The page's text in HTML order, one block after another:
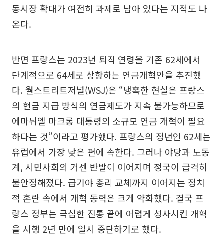
동시장 확대가 여전히 과제로 남아 있다는 지적도 나
온다.
반면 프랑스는 2023년 퇴직 연령을 기존 62세에서
단계적으로 64세로 상향하는 연금개혁안을 추진했
다. 월스트리트저널(WSJ)은 “냉혹한 현실은 프랑스
의 현금 지급 방식의 연금제도가 지속 불가능하므로
에마뉘엘 마크롱 대통령의 소규모 연금 개혁이 필요
하다는 것”이라고 평가했다. 프랑스의 정년인 62세는
유럽에서 가장 낮은 편에 속한다. 그러나 야당과 노동
계, 시민사회의 거센 반발이 이어지며 정국이 급격히
불안정해졌다. 급기야 총리 교체까지 이어지는 정치
적 혼란 속에서 개혁 동력은 크게 약화했다. 결국 프
랑스 정부는 극심한 진통 끝에 어렵게 성사시킨 개혁
을 시행 2년 만에 일시 중단하기로 했다.